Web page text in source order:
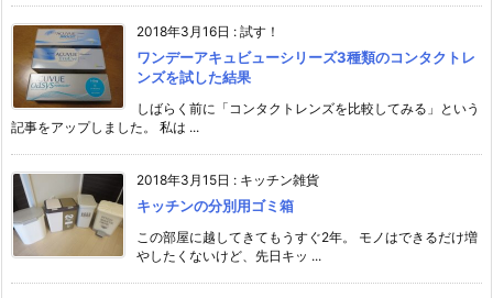
2018年3月16日 : 試す！
ワンデーアキュビューシリーズ3種類のコンタクトレ
ンズを試した結果
しばらく前に「コンタクトレンズを比較してみる」という
記事をアップしました。 私は ...
2018年3月15日 : キッチン雑貨
キッチンの分別用ゴミ箱
この部屋に越してきてもうすぐ2年。 モノはできるだけ増
やしたくないけど、先日キッ ...